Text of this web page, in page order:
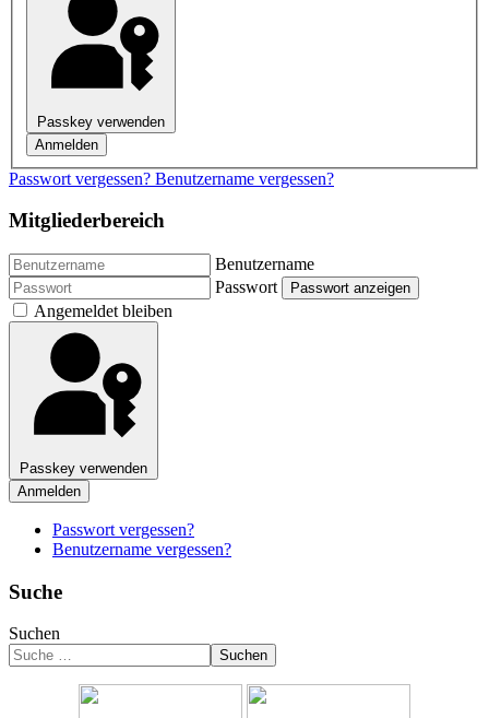
Passkey verwenden
Anmelden
Passwort vergessen? Benutzername vergessen?
Mitgliederbereich
Benutzername
Passwort
Passwort anzeigen
Angemeldet bleiben
Passkey verwenden
Anmelden
Passwort vergessen?
Benutzername vergessen?
Suche
Suchen
Suchen